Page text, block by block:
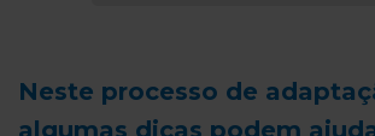
Neste processo de